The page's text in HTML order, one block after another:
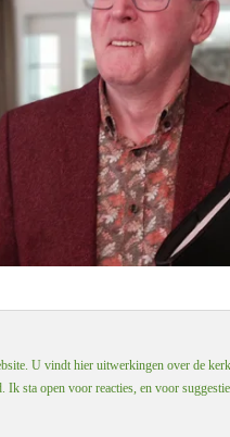
U vindt hier uitwerkingen over de
Ik sta open voor reacties, en voor